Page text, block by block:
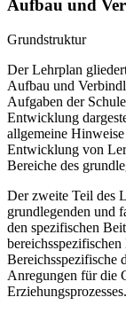
Aufbau und
Grundstruktur
Der Lehrplan
Aufbau und
Aufgaben der
Entwicklung
allgemeine
Entwicklung von
Bereiche des
Der zweite Teil des
grundlegenden und
den spezifischen
Bereichsspezifische
Anregungen für die
Erziehungsprozesses.